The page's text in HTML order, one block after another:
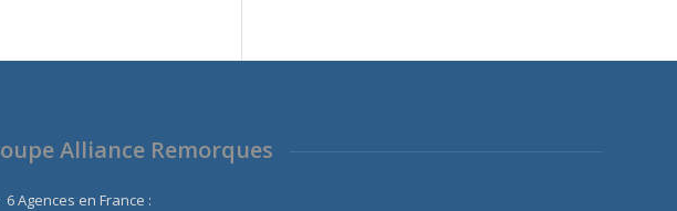
Alliance Remorques
6 Agences en France :